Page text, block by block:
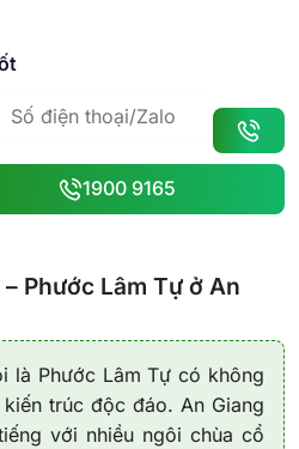
1900 9165
Phước Lâm Tự ở An
là Phước Lâm Tự có không
trúc độc đáo. An Giang
với nhiều ngôi chùa cổ